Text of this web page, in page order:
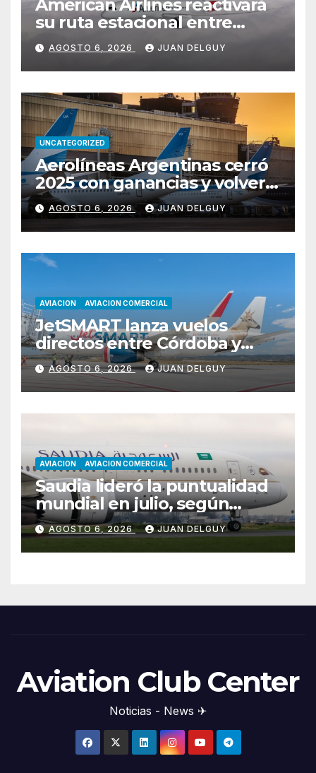
American Airlines reactivará
su ruta estacional entre
Miami y Montevideo con
vuelos diarios
AGOSTO 6, 2026 JUAN DELGUY
UNCATEGORIZED
Aerolíneas Argentinas cerró
2025 con ganancias y volverá
a pagar impuesto a las
ganancias
AGOSTO 6, 2026 JUAN DELGUY
AVIACION AVIACION COMERCIAL
JetSMART lanza vuelos
directos entre Córdoba y
Florianópolis
AGOSTO 6, 2026 JUAN DELGUY
AVIACION AVIACION COMERCIAL
Saudia lideró la puntualidad
mundial en julio, según
Cirium
AGOSTO 6, 2026 JUAN DELGUY
Aviation Club Center
Noticias - News ✈